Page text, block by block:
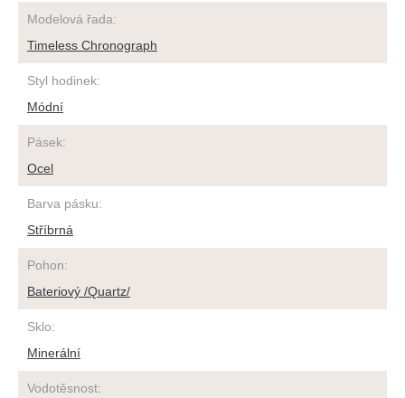
Modelová řada:
Timeless Chronograph
Styl hodinek:
Módní
Pásek:
Ocel
Barva pásku:
Stříbrná
Pohon:
Bateriový /Quartz/
Sklo:
Minerální
Vodotěsnost: